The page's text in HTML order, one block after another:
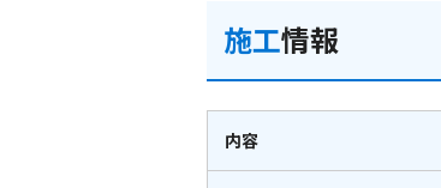
施工情報
内容